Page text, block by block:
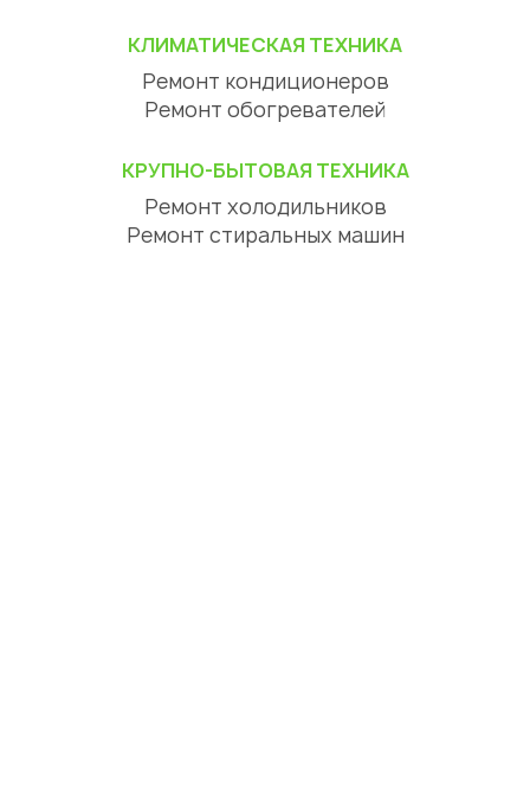
КЛИМАТИЧЕСКАЯ ТЕХНИКА
Ремонт кондиционеров
Ремонт обогревателей
КРУПНО-БЫТОВАЯ ТЕХНИКА
Ремонт холодильников
Ремонт стиральных машин